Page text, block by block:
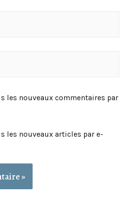
les nouveaux commentaires par
les nouveaux articles par e-